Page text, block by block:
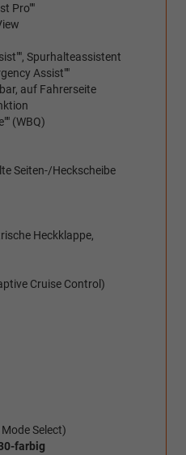
Pro""
Spurhalteassistent
Assist""
auf Fahrerseite
(WBQ)
Seiten-/Heckscheibe
Heckklappe,
Cruise Control)
Select)
farbig